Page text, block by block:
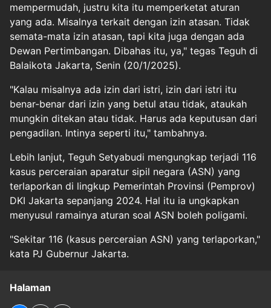
mempermudah, justru kita itu memperketat aturan
yang ada. Misalnya terkait dengan izin atasan. Tidak
semata-mata izin atasan, tapi kita juga dengan ada
Dewan Pertimbangan. Dibahas itu, ya," tegas Teguh di
Balaikota Jakarta, Senin (20/1/2025).
"Kalau misalnya ada izin dari istri, izin dari istri itu
benar-benar dari izin yang betul atau tidak, ataukah
mungkin ditekan atau tidak. Harus ada keputusan dari
pengadilan. Intinya seperti itu," tambahnya.
Lebih lanjut, Teguh Setyabudi mengungkap terjadi 116
kasus perceraian aparatur sipil negara (ASN) yang
terlaporkan di lingkup Pemerintah Provinsi (Pemprov)
DKI Jakarta sepanjang 2024. Hal itu ia ungkapkan
menyusul ramainya aturan soal ASN boleh poligami.
"Sekitar 116 (kasus perceraian ASN) yang terlaporkan,"
kata PJ Gubernur Jakarta.
Halaman